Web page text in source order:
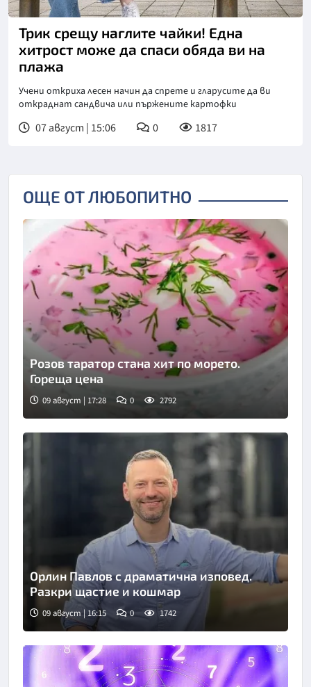
Трик срещу наглите чайки! Една
хитрост може да спаси обяда ви на
плажа
Учени откриха лесен начин да спрете и гларусите да ви
откраднат сандвича или пържените картофки
07 август | 15:06 0 1817
ОЩЕ ОТ ЛЮБОПИТНО
Розов таратор стана хит по морето.
Гореща цена
09 август | 17:28 0 2792
Орлин Павлов с драматична изповед.
Разкри щастие и кошмар
09 август | 16:15 0 1742